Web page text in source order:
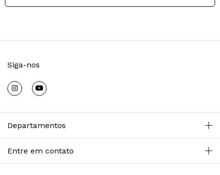
Siga-nos
Departamentos
Entre em contato